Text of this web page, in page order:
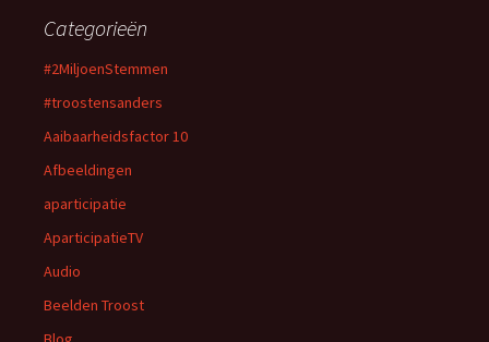
Categorieën
#2MiljoenStemmen
#troostensanders
Aaibaarheidsfactor 10
Afbeeldingen
aparticipatie
AparticipatieTV
Audio
Beelden Troost